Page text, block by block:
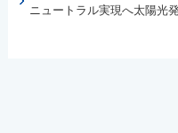
ニュートラル実現へ太陽光